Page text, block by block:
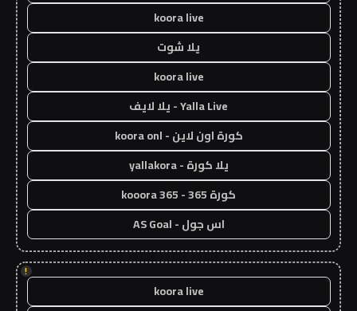
koora live
يلا شوت
koora live
Yalla Live - يلا لايف
كورة اون لاين - koora onl
يلا كورة - yallakora
كورة 365 - kooora 365
اس جول - AS Goal
!
koora live